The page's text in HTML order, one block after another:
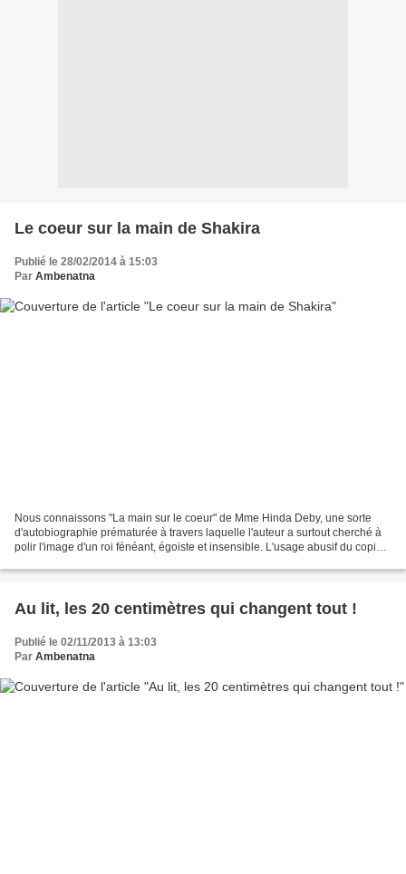
Le coeur sur la main de Shakira
Publié le 28/02/2014 à 15:03
Par Ambenatna
Nous connaissons "La main sur le coeur" de Mme Hinda Deby, une sorte
d'autobiographie prématurée à travers laquelle l'auteur a surtout cherché à
polir l'image d'un roi fénéant, égoiste et insensible. L'usage abusif du copier-
Au lit, les 20 centimètres qui changent tout !
Publié le 02/11/2013 à 13:03
Par Ambenatna